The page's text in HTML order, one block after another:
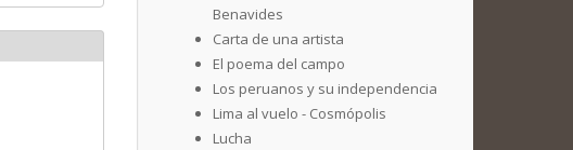
Benavides
Carta de una artista
El poema del campo
Los peruanos y su independencia
Lima al vuelo - Cosmópolis
Lucha